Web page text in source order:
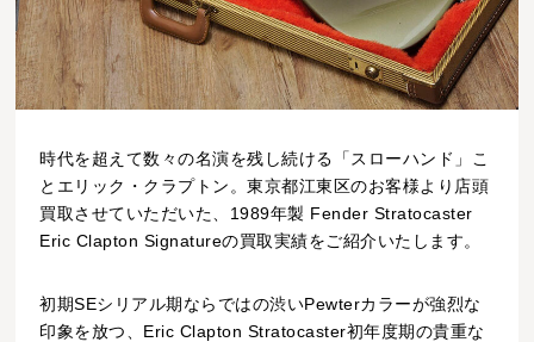
時代を超えて数々の名演を残し続ける「スローハンド」こ
とエリック・クラプトン。東京都江東区のお客様より店頭
買取させていただいた、1989年製 Fender Stratocaster
Eric Clapton Signatureの買取実績をご紹介いたします。
初期SEシリアル期ならではの渋いPewterカラーが強烈な
印象を放つ、Eric Clapton Stratocaster初年度期の貴重な